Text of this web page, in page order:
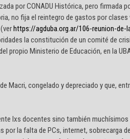
por CONADU Histórica, pero firmada
no fija el reintegro de gastos por
https://agduba.org.ar/106-reunion-
la constitución de un comité de
propio Ministerio de Educación, en la
Macri, congelado y depreciado y que,
lxs docentes sino también
la falta de PCs, internet, sobrecarga